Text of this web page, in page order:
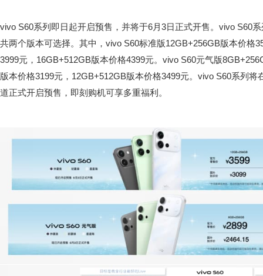
vivo S60系列即日起开启预售，并将于6月3日正式开售。vivo S60
共两个版本可选择。其中，vivo S60标准版12GB+256GB版本价格
3999元，16GB+512GB版本价格4399元。vivo S60元气版
版本价格3199元，12GB+512GB版本价格3499元。vivo S60系列
道正式开启预售，即刻购机可享多重福利。